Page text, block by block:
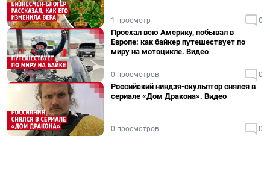
1 просмотр 0
Проехал всю Америку, побывал в
Европе: как байкер путешествует по
миру на мотоцикле. Видео
0 просмотров 0
Российский ниндзя-скульптор снялся в
сериале «Дом Дракона». Видео
0 просмотров 0